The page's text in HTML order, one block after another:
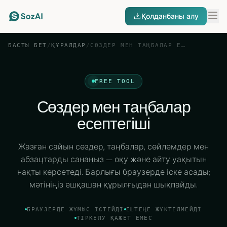
Қолданбаны алу
БАСТЫ БЕТ /ҚҰРАЛДАР / СӨЗДЕР МЕН ТАҢБАЛАР ЕСЕПТЕГІШІ
FREE TOOL
Сөздер мен таңбалар
есептегіші
Жазған сайын сөздер, таңбалар, сөйлемдер мен
абзацтарды санаңыз — оқу және айту уақытын
нақты көрсетеді. Барлығы браузерде іске асады;
мәтініңіз ешқашан құрылғыдан шықпайды.
БРАУЗЕРДЕ ЖҰМЫС ІСТЕЙДІ ЕШТЕҢЕ ЖҮКТЕЛМЕЙДІ
ТІРКЕЛУ ҚАЖЕТ ЕМЕС